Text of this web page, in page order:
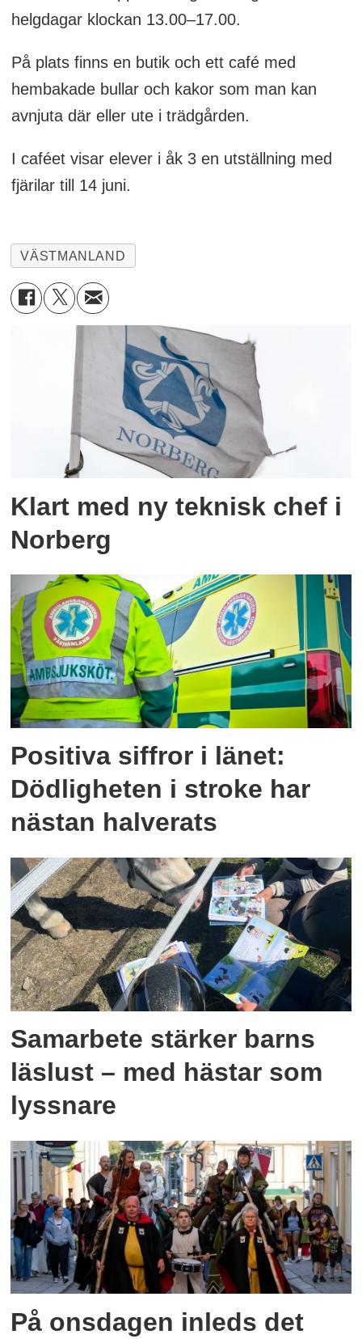
helgdagar klockan 13.00–17.00.
På plats finns en butik och ett café med
hembakade bullar och kakor som man kan
avnjuta där eller ute i trädgården.
I caféet visar elever i åk 3 en utställning med
fjärilar till 14 juni.
VÄSTMANLAND
Klart med ny teknisk chef i
Norberg
Positiva siffror i länet:
Dödligheten i stroke har
nästan halverats
Samarbete stärker barns
läslust – med hästar som
lyssnare
På onsdagen inleds det